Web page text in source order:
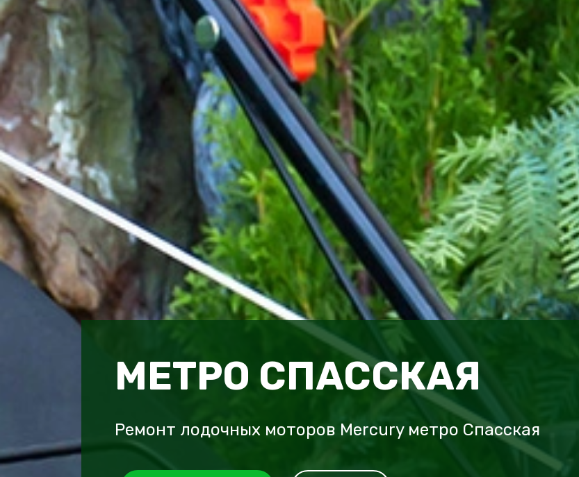
МЕТРО СПАССКАЯ
Ремонт лодочных моторов Mercury метро Спасская